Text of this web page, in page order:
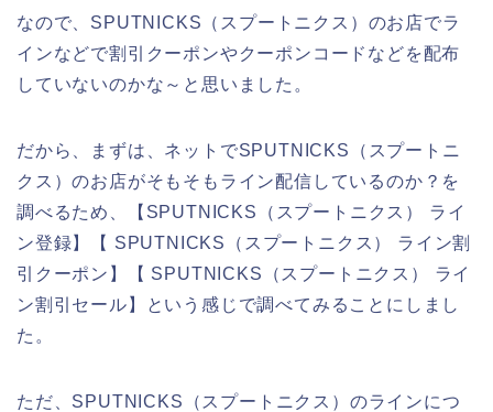
なので、SPUTNICKS（スプートニクス）のお店でラ
インなどで割引クーポンやクーポンコードなどを配布
していないのかな～と思いました。
だから、まずは、ネットでSPUTNICKS（スプートニ
クス）のお店がそもそもライン配信しているのか？を
調べるため、【SPUTNICKS（スプートニクス） ライ
ン登録】【 SPUTNICKS（スプートニクス） ライン割
引クーポン】【 SPUTNICKS（スプートニクス） ライ
ン割引セール】という感じで調べてみることにしまし
た。
ただ、SPUTNICKS（スプートニクス）のラインにつ